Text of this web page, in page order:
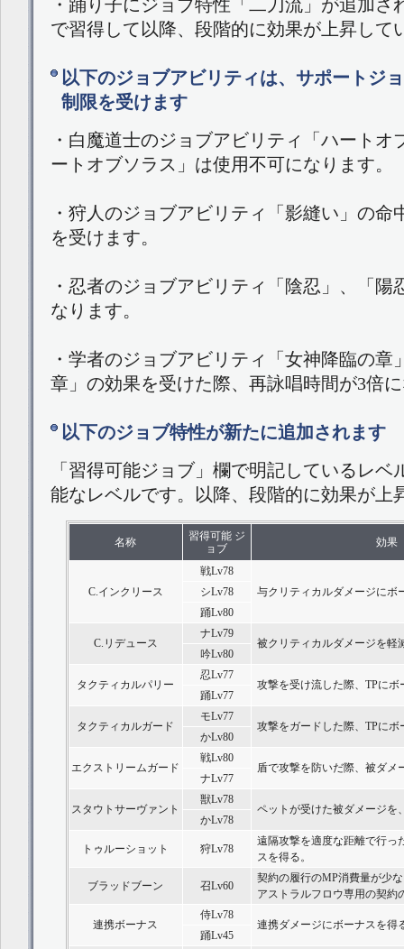
・踊り子にジョブ特性「二刀流」が追加さ
で習得して以降、段階的に効果が上昇して
以下のジョブアビリティは、サポートジ
制限を受けます
・白魔道士のジョブアビリティ「ハートオ
ートオブソラス」は使用不可になります。
・狩人のジョブアビリティ「影縫い」の命
を受けます。
・忍者のジョブアビリティ「陰忍」、「陽
なります。
・学者のジョブアビリティ「女神降臨の章
章」の効果を受けた際、再詠唱時間が3倍
以下のジョブ特性が新たに追加されます
「習得可能ジョブ」欄で明記しているレベ
能なレベルです。以降、段階的に効果が上
名称
習得可能 ジ
ョブ
効果
C.インクリース
戦Lv78
与クリティカルダメージにボ
シLv78
踊Lv80
C.リデュース
ナLv79
被クリティカルダメージを軽
吟Lv80
タクティカルパリー
忍Lv77
攻撃を受け流した際、TPにボ
踊Lv77
タクティカルガード
モLv77
攻撃をガードした際、TPにボ
かLv80
エクストリームガード
戦Lv80
盾で攻撃を防いだ際、被ダメ
ナLv77
スタウトサーヴァント
獣Lv78
ペットが受けた被ダメージを
かLv78
トゥルーショット 狩Lv78
遠隔攻撃を適度な距離で行っ
スを得る。
ブラッドブーン 召Lv60
契約の履行のMP消費量が少
アストラルフロウ専用の契約
連携ボーナス
侍Lv78
連携ダメージにボーナスを得
踊Lv45